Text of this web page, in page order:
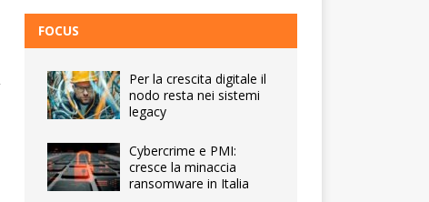
FOCUS
Per la crescita digitale il
nodo resta nei sistemi
legacy
Cybercrime e PMI:
cresce la minaccia
ransomware in Italia